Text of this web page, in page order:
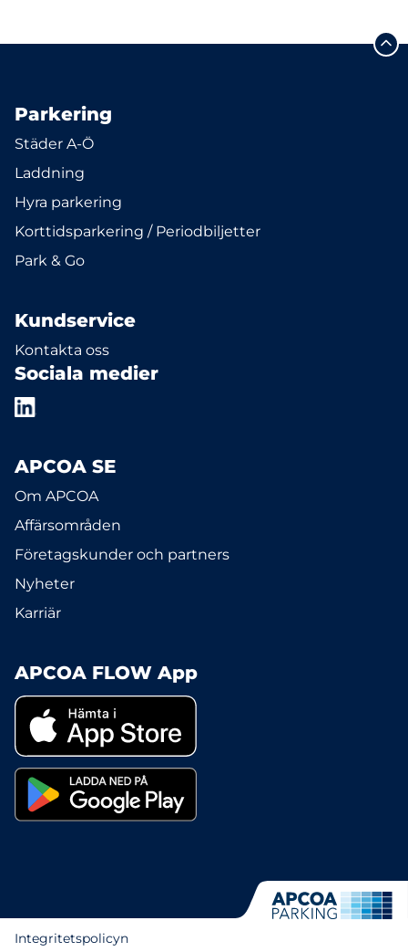
Parkering
Städer A-Ö
Laddning
Hyra parkering
Korttidsparkering / Periodbiljetter
Park & Go
Kundservice
Kontakta oss
Sociala medier
APCOA SE
Om APCOA
Affärsområden
Företagskunder och partners
Nyheter
Karriär
APCOA FLOW App
Integritetspolicyn